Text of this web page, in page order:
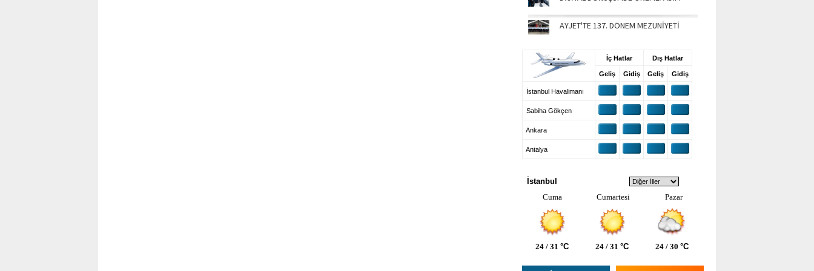
AYJET'TE 137. DÖNEM MEZUNİYETİ
İç Hatlar Dış Hatlar
Geliş Gidiş Geliş Gidiş
İstanbul Havalimanı
Sabiha Gökçen
Ankara
Antalya
İstanbul
Cuma
Cumartesi Pazar
24 / 31 °C 24 / 31 °C 24 / 30 °C